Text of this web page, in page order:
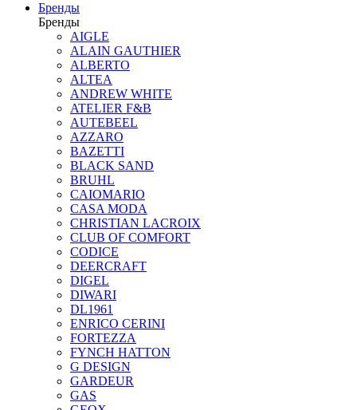
Бренды
Бренды
AIGLE
ALAIN GAUTHIER
ALBERTO
ALTEA
ANDREW WHITE
ATELIER F&B
AUTEBEEL
AZZARO
BAZETTI
BLACK SAND
BRUHL
CAIOMARIO
CASA MODA
CHRISTIAN LACROIX
CLUB OF COMFORT
CODICE
DEERCRAFT
DIGEL
DIWARI
DL1961
ENRICO CERINI
FORTEZZA
FYNCH HATTON
G DESIGN
GARDEUR
GAS